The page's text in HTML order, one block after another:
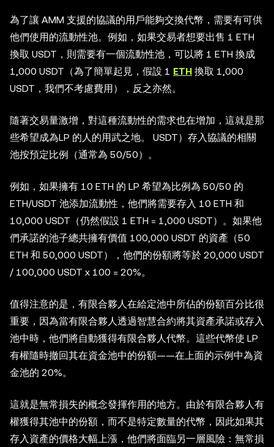
為了讓 AMM 支援的協議的用戶能夠交換代幣，需要有可供
他們使用的流動性池。例如，如果交易者想要出售 1 ETH
換取 USDT，則需要有一個流動性池，可以將 1 ETH 換成
1,000 USDT（為了簡單起見，假設 1 ETH 換取 1,000
USDT，我們不考慮費用），反之亦然。
隨著交易量激增，對這種流動性的需求也在增加，這就是那
些希望成為LP 的人的用武之地。 USDT）存入協議的相關
池按預定比例（通常為 50/50）。
例如，如果擁有 10 ETH 的 LP 希望為比例為 50/50 的
ETH/USDT 池添加流動性，他們將需要存入 10 ETH 和
10,000 USDT（仍然假設 1 ETH = 1,000 USDT）。如果他
們承諾的池子總共擁有價值 100,000 USDT 的資產（50
ETH 和 50,000 USDT），他們的份額將等於 20,000 USDT
/ 100,000 USDT x 100 = 20%。
值得注意的是，有限合夥人在給定池中所佔的份額百分比很
重要，因為當有限合夥人透過智慧合約將其資產承諾或存入
池中時，他們將自動獲得有限合夥人代幣。這些代幣使 LP
有權隨時撤回其在資金池中的份額——在上面的示例中為資
金池的 20%。
這就是無常損失的概念發揮作用的地方。由於有限合夥人有
權獲得其池中的份額，而不是特定數量的代幣，因此如果其
存入資產的價格大幅上漲，他們將面臨另一層風險：無常損